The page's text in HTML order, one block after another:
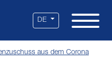
DE
aus dem Corona